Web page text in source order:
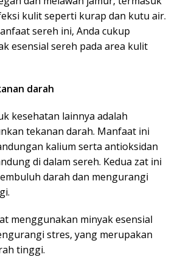
kulit seperti kurap dan kutu air.
sereh ini, Anda cukup
esensial sereh pada area kulit
darah
kesehatan lainnya adalah
tekanan darah. Manfaat ini
kalium serta antioksidan
di dalam sereh. Kedua zat ini
darah dan mengurangi
menggunakan minyak esensial
stres, yang merupakan
tinggi.